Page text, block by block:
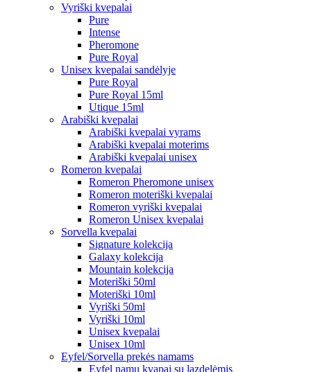
Vyriški kvepalai
Pure
Intense
Pheromone
Pure Royal
Unisex kvepalai sandėlyje
Pure Royal
Pure Royal 15ml
Utique 15ml
Arabiški kvepalai
Arabiški kvepalai vyrams
Arabiški kvepalai moterims
Arabiški kvepalai unisex
Romeron kvepalai
Romeron Pheromone unisex
Romeron moteriški kvepalai
Romeron vyriški kvepalai
Romeron Unisex kvepalai
Sorvella kvepalai
Signature kolekcija
Galaxy kolekcija
Mountain kolekcija
Moteriški 50ml
Moteriški 10ml
Vyriški 50ml
Vyriški 10ml
Unisex kvepalai
Unisex 10ml
Eyfel/Sorvella prekės namams
Eyfel namų kvapai su lazdelėmis